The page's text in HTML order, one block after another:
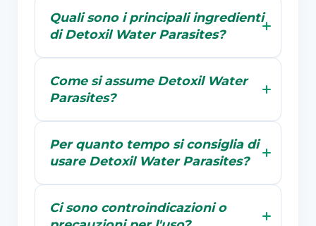
Quali sono i principali ingredienti
di Detoxil Water Parasites?
Come si assume Detoxil Water
Parasites?
Per quanto tempo si consiglia di
usare Detoxil Water Parasites?
Ci sono controindicazioni o